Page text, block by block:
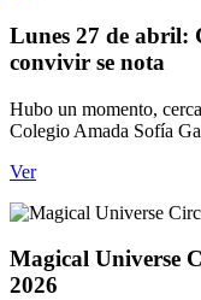
Lunes 27 de abril:
convivir se nota
Hubo un momento,
Colegio Amada Sofía
Ver
Magical Universe
2026